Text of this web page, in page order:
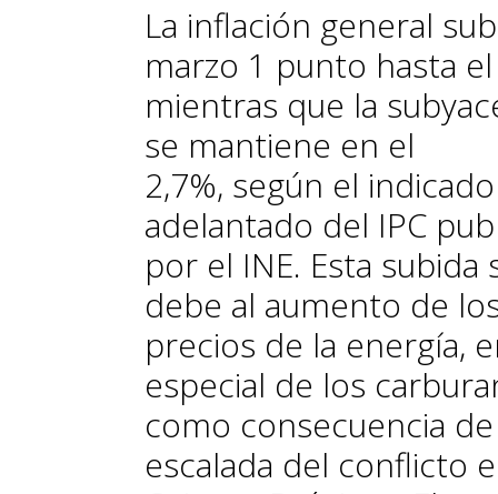
La inflación general
marzo 1 punto hasta el
mientras que la
se mantiene en el
2,7%, según el
adelantado del IPC
por el INE. Esta subida
debe al aumento de
precios de la energía,
especial de los
como consecuencia
escalada del conflicto